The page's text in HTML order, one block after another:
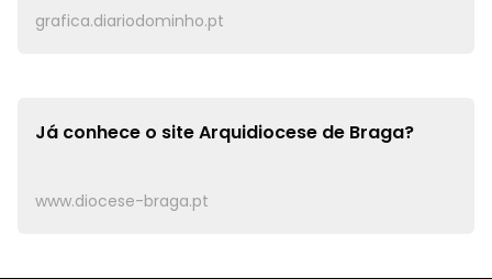
grafica.diariodominho.pt
Já conhece o siteArquidiocese de Braga?
www.diocese-braga.pt